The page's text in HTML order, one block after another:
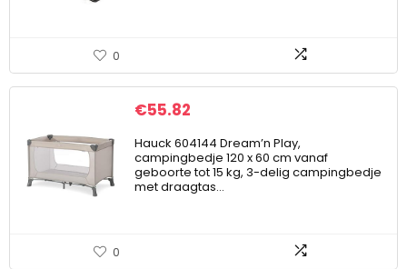
0
€55.82
Hauck 604144 Dream’n Play,
campingbedje 120 x 60 cm vanaf
geboorte tot 15 kg, 3-delig campingbedje
met draagtas…
0